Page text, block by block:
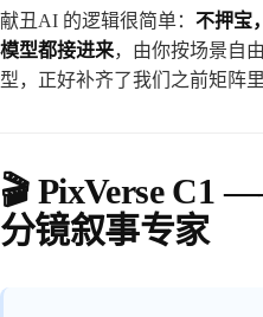
献丑AI 的逻辑很简单： 不押宝
模型都接进来，由你按场景自
型，正好补齐了我们之前矩阵
🎬 PixVerse C1
分镜叙事专家